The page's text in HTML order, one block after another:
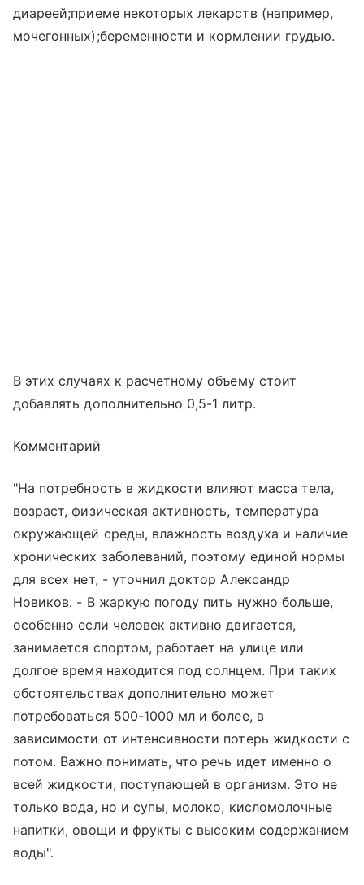
диареей;приеме некоторых лекарств (например,
мочегонных);беременности и кормлении грудью.
В этих случаях к расчетному объему стоит
добавлять дополнительно 0,5-1 литр.
Комментарий
"На потребность в жидкости влияют масса тела,
возраст, физическая активность, температура
окружающей среды, влажность воздуха и наличие
хронических заболеваний, поэтому единой нормы
для всех нет, - уточнил доктор Александр
Новиков. - В жаркую погоду пить нужно больше,
особенно если человек активно двигается,
занимается спортом, работает на улице или
долгое время находится под солнцем. При таких
обстоятельствах дополнительно может
потребоваться 500-1000 мл и более, в
зависимости от интенсивности потерь жидкости с
потом. Важно понимать, что речь идет именно о
всей жидкости, поступающей в организм. Это не
только вода, но и супы, молоко, кисломолочные
напитки, овощи и фрукты с высоким содержанием
воды".